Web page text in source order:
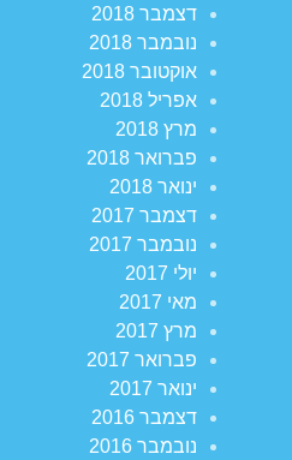
דצמבר 2018
נובמבר 2018
אוקטובר 2018
אפריל 2018
מרץ 2018
פברואר 2018
ינואר 2018
דצמבר 2017
נובמבר 2017
יולי 2017
מאי 2017
מרץ 2017
פברואר 2017
ינואר 2017
דצמבר 2016
נובמבר 2016